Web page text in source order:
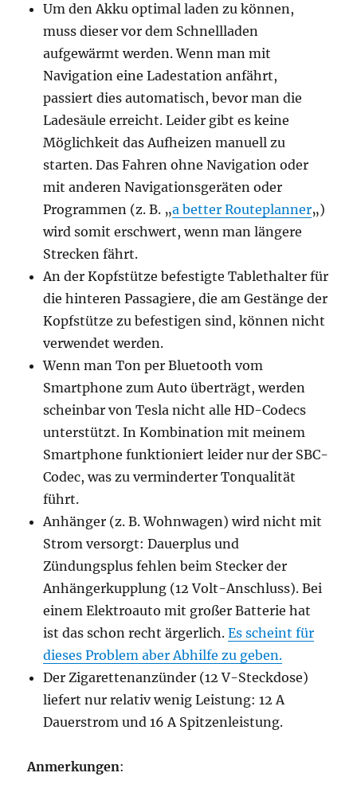
Um den Akku optimal laden zu können,
muss dieser vor dem Schnellladen
aufgewärmt werden. Wenn man mit
Navigation eine Ladestation anfährt,
passiert dies automatisch, bevor man die
Ladesäule erreicht. Leider gibt es keine
Möglichkeit das Aufheizen manuell zu
starten. Das Fahren ohne Navigation oder
mit anderen Navigationsgeräten oder
Programmen (z. B. „a better Routeplanner„)
wird somit erschwert, wenn man längere
Strecken fährt.
An der Kopfstütze befestigte Tablethalter für
die hinteren Passagiere, die am Gestänge der
Kopfstütze zu befestigen sind, können nicht
verwendet werden.
Wenn man Ton per Bluetooth vom
Smartphone zum Auto überträgt, werden
scheinbar von Tesla nicht alle HD-Codecs
unterstützt. In Kombination mit meinem
Smartphone funktioniert leider nur der SBC-
Codec, was zu verminderter Tonqualität
führt.
Anhänger (z. B. Wohnwagen) wird nicht mit
Strom versorgt: Dauerplus und
Zündungsplus fehlen beim Stecker der
Anhängerkupplung (12 Volt-Anschluss). Bei
einem Elektroauto mit großer Batterie hat
ist das schon recht ärgerlich.Es scheint für
dieses Problem aber Abhilfe zu geben.
Der Zigarettenanzünder (12 V-Steckdose)
liefert nur relativ wenig Leistung: 12 A
Dauerstrom und 16 A Spitzenleistung.
Anmerkungen: